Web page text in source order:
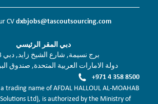
CVdxbjobs@tascoutsourcing.com
دبي المقر الرئيسي
برج نسيمة, شارع الشيخ زايد, دبي 2403
دولة الامارات العربية المتحدة, صندوق البريد
+971 4 358 8500
trading name of AFDAL HALLOUL AL-MOAHAB
Ltd), is authorized by the Ministry of